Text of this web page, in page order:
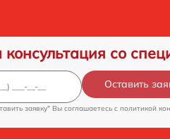
со
Оставить
заявку" Вы соглашаетесь c политикой